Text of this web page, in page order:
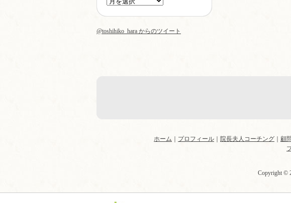
@toshihiko_hara からのツイート
ホーム プロフィール 院長夫人コーチング 顧
Copyright ©